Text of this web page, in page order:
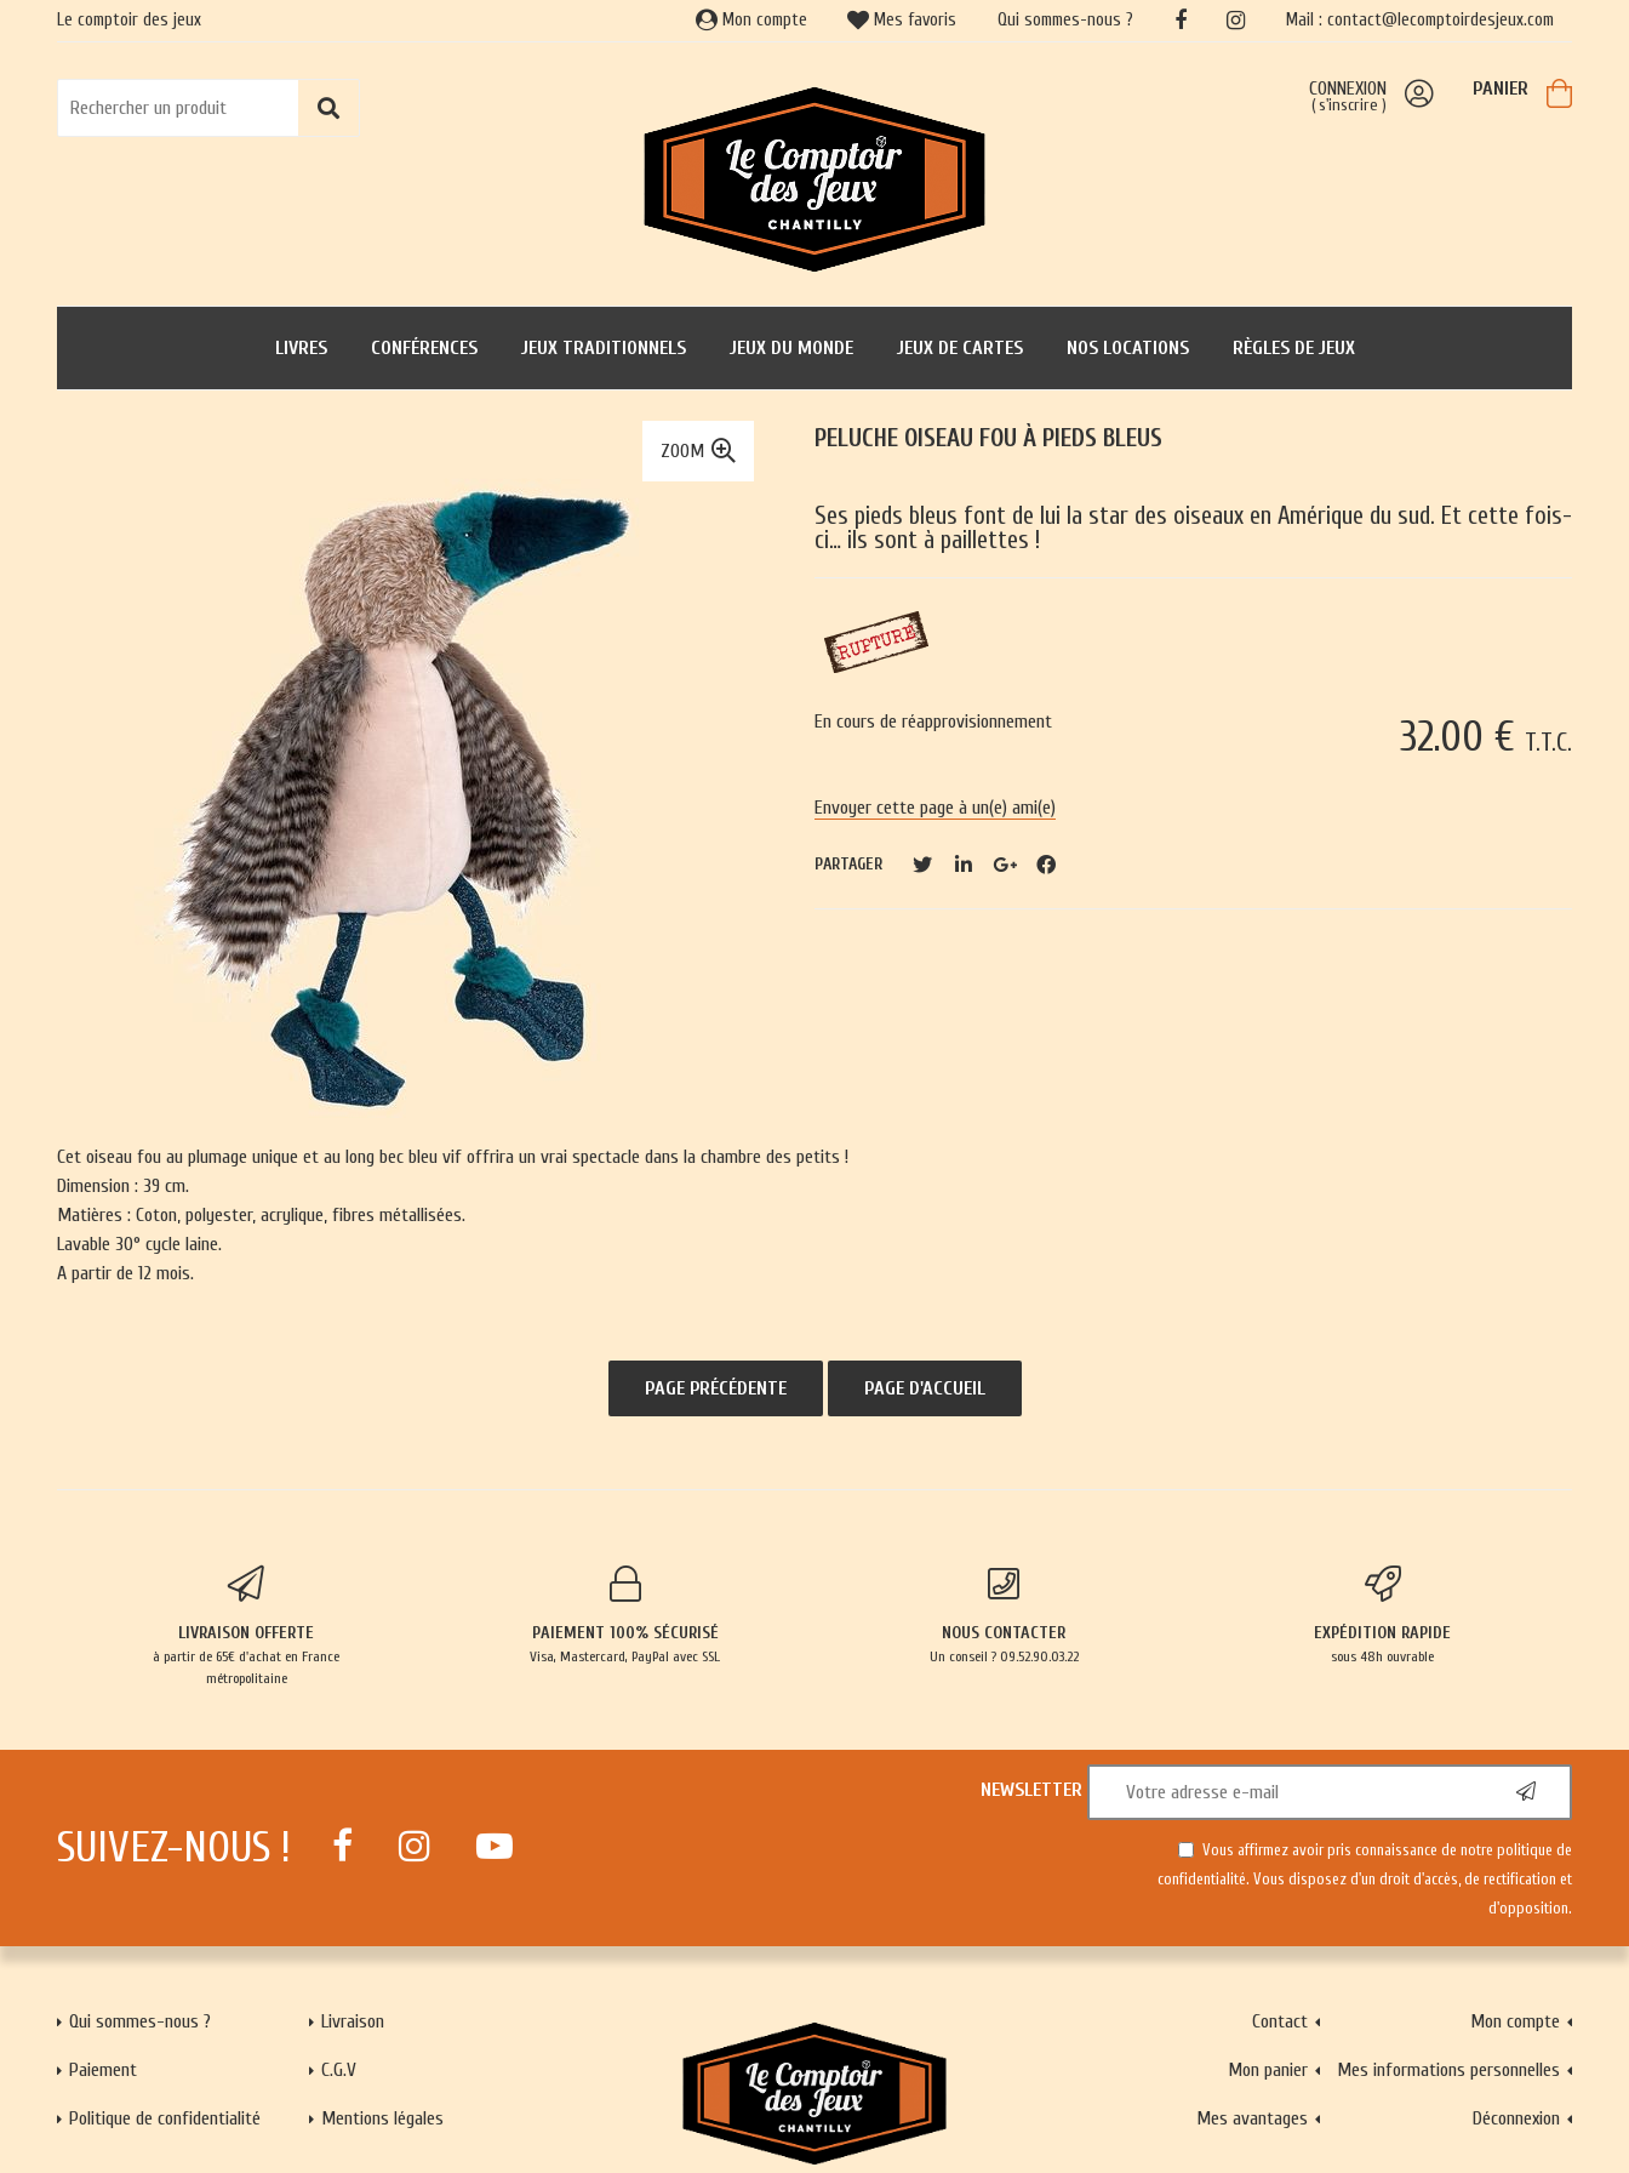
Le comptoir des jeux
CONNEXION
(s'inscrire )
PANIER
LIVRES CONFÉRENCES JEUX TRADITIONNELS JEUX DU MONDE JEUX DE CARTES NOS LOCATIONS RÈGLES DE JEUX
ZOOM PELUCHE OISEAU FOU À PIEDS BLEUS
Ses pieds bleus font de lui la star des oiseaux en Amérique du sud. Et cette fois-
ci… ils sont à paillettes !
32.00 € T.T.C.
En cours de réapprovisionnement
Envoyer cette page à un(e) ami(e)
PARTAGER
Cet oiseau fou au plumage unique et au long bec bleu vif offrira un vrai spectacle dans la chambre des petits !
Dimension : 39 cm.
Matières : Coton, polyester, acrylique, fibres métallisées.
Lavable 30° cycle laine.
A partir de 12 mois.
Mon compte Mes favoris Qui sommes-nous ? Mail : contact@lecomptoirdesjeux.com
LIVRAISON OFFERTE
à partir de 65€ d'achat en France
métropolitaine
PAIEMENT 100% SÉCURISÉ
Visa, Mastercard, PayPal avec SSL
NOUS CONTACTER
Un conseil ? 09.52.90.03.22
EXPÉDITION RAPIDE
sous 48h ouvrable
SUIVEZ-NOUS !
NEWSLETTER
Vous affirmez avoir pris connaissance de notre politique de
confidentialité. Vous disposez d'un droit d'accès, de rectification et
d'opposition.
Qui sommes-nous ? Livraison
Paiement C.G.V
Politique de confidentialité Mentions légales
Contact Mon compte
Mon panier Mes informations personnelles
Mes avantages Déconnexion